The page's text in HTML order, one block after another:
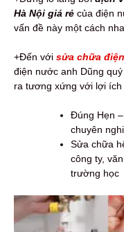
Hà Nội giá rẻ của điện
vấn đề này một cách
+Đến với sửa chữa
điện nước anh Dũng
ra tương xứng với lợi ích
Đúng Hẹn
chuyên
Sửa chữa
công ty,
trường học